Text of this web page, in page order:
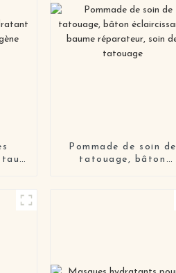
Pommade de soin de
tatouage, bâton